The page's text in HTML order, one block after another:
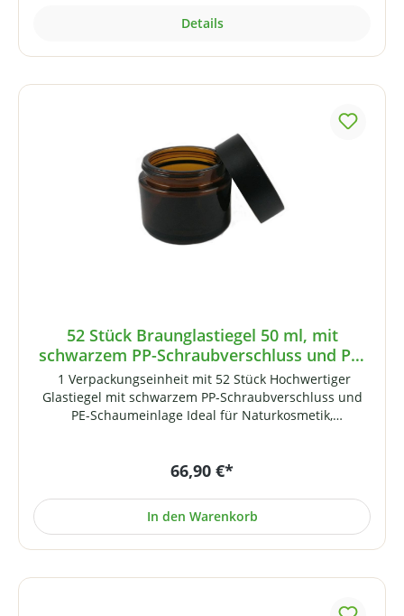
Das Siegel benötigt ca. 24 bis 36 Stunden bis es
Details
52 Stück Braunglastiegel 50 ml, mit
schwarzem PP-Schraubverschluss und PE-
Schaumeinlage
1 Verpackungseinheit mit 52 Stück Hochwertiger
Glastiegel mit schwarzem PP-Schraubverschluss und
PE-Schaumeinlage Ideal für Naturkosmetik,
ml Glastiegel. Der dortige Aluminiumdeckel passt
im Gegensatz zum PP-Deckel sogar DMSO-tauglich!
Technische Daten: Fassungsvermögen: 50 mlGewinde:
66,90 €*
In den Warenkorb